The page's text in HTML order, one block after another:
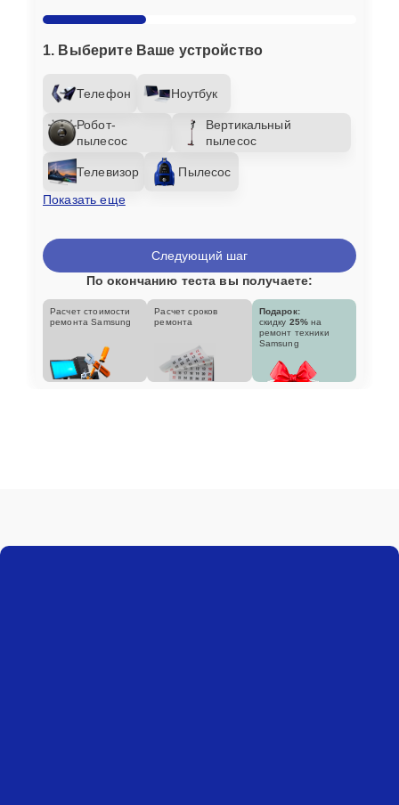
1. Выберите Ваше устройство
Телефон Ноутбук
Робот-
пылесос
Вертикальный
пылесос
Телевизор
Пылесос
Показать еще
Следующий шаг
По окончанию теста вы получаете:
Расчет стоимости
ремонта Samsung
Расчет сроков
ремонта
Подарок:
скидку 25% на
ремонт техники
Samsung